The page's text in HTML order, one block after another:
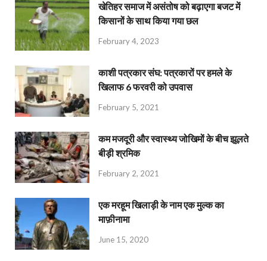
खेतिहर समाज में असंतोष को बढ़ाएगा बजट में
किसानों के साथ किया गया छल
February 4, 2023
काशी पत्रकार संघ: पत्रकारों पर हमले के
खिलाफ 6 फरवरी को उपवास
February 5, 2021
कम मजदूरी और स्वास्थ्य जोखिमों के बीच झूलते
बीड़ी श्रमिक
February 2, 2021
एक मरहूम खिलाड़ी के नाम एक मुल्क का
माफ़ीनामा
June 15, 2020